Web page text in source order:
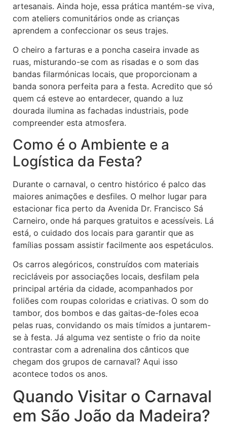
artesanais. Ainda hoje, essa prática mantém-se viva,
com ateliers comunitários onde as crianças
aprendem a confeccionar os seus trajes.
O cheiro a farturas e a poncha caseira invade as
ruas, misturando-se com as risadas e o som das
bandas filarmónicas locais, que proporcionam a
banda sonora perfeita para a festa. Acredito que só
quem cá esteve ao entardecer, quando a luz
dourada ilumina as fachadas industriais, pode
compreender esta atmosfera.
Como é o Ambiente e a
Logística da Festa?
Durante o carnaval, o centro histórico é palco das
maiores animações e desfiles. O melhor lugar para
estacionar fica perto da Avenida Dr. Francisco Sá
Carneiro, onde há parques gratuitos e acessíveis. Lá
está, o cuidado dos locais para garantir que as
famílias possam assistir facilmente aos espetáculos.
Os carros alegóricos, construídos com materiais
recicláveis por associações locais, desfilam pela
principal artéria da cidade, acompanhados por
foliões com roupas coloridas e criativas. O som do
tambor, dos bombos e das gaitas-de-foles ecoa
pelas ruas, convidando os mais tímidos a juntarem-
se à festa. Já alguma vez sentiste o frio da noite
contrastar com a adrenalina dos cânticos que
chegam dos grupos de carnaval? Aqui isso
acontece todos os anos.
Quando Visitar o Carnaval
em São João da Madeira?